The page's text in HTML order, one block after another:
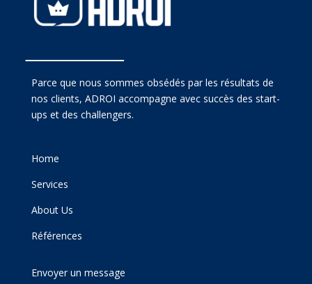
Parce que nous sommes obsédés par les résultats de
nos clients, ADROI accompagne avec succès des start-
ups et des challengers.
Home
Services
About Us
Références
Envoyer un message